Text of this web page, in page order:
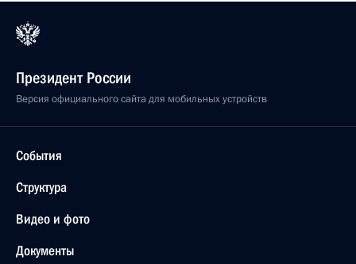
Президент России
Версия официального сайта для мобильных устройств
События
Структура
Видео и фото
Документы